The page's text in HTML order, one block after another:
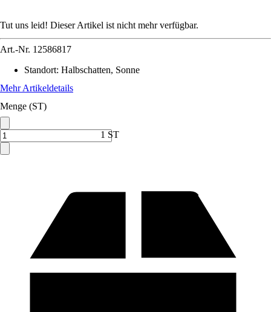
Tut uns leid! Dieser Artikel ist nicht mehr verfügbar.
Art.-Nr. 12586817
Standort: Halbschatten, Sonne
Mehr Artikeldetails
Menge (ST)
1 ST